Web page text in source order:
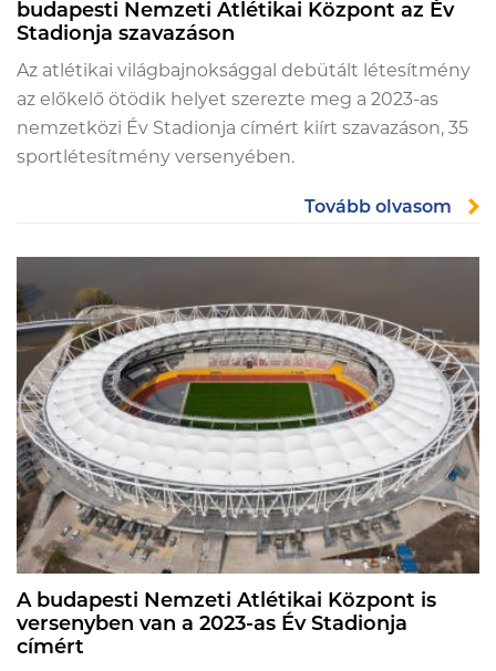
budapesti Nemzeti Atlétikai Központ az Év
Stadionja szavazáson
Az atlétikai világbajnoksággal debütált létesítmény
az előkelő ötödik helyet szerezte meg a 2023-as
nemzetközi Év Stadionja címért kiírt szavazáson, 35
sportlétesítmény versenyében.
Tovább olvasom
A budapesti Nemzeti Atlétikai Központ is
versenyben van a 2023-as Év Stadionja
címért